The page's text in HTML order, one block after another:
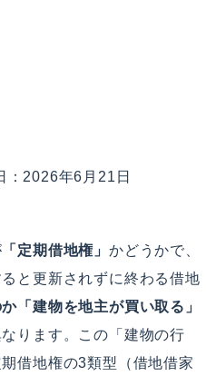
：2026年6月21日
「定期借地権」かどうかで、
と更新されずに終わる借地
「建物を地主が買い取る」
ります。この「建物の行
借地権の3類型（借地借家